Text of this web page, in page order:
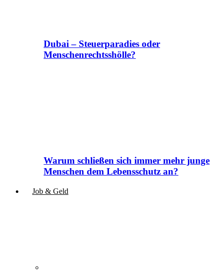
Dubai – Steuerparadies oder
Menschenrechtsshölle?
Warum schließen sich immer mehr junge
Menschen dem Lebensschutz an?
Job & Geld